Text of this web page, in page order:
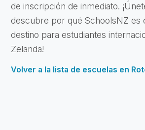
de inscripción de inmediato.
descubre por qué SchoolsNZ es
destino para estudiantes
Zelanda!
Volver a la lista de escuelas en